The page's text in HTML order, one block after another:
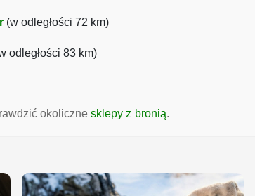
(w odległości 72 km)
odległości 83 km)
okoliczne sklepy z bronią.